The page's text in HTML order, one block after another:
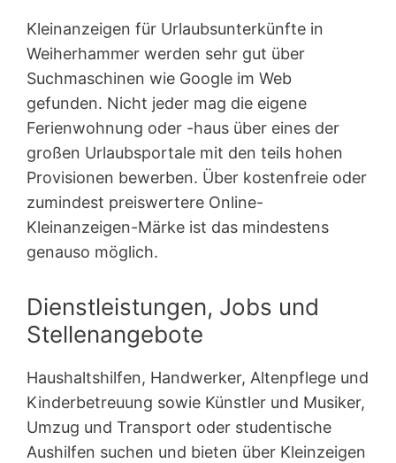
Kleinanzeigen für Urlaubsunterkünfte in
Weiherhammer werden sehr gut über
Suchmaschinen wie Google im Web
gefunden. Nicht jeder mag die eigene
Ferienwohnung oder -haus über eines der
großen Urlaubsportale mit den teils hohen
Provisionen bewerben. Über kostenfreie oder
zumindest preiswertere Online-
Kleinanzeigen-Märke ist das mindestens
genauso möglich.
Dienstleistungen, Jobs und
Stellenangebote
Haushaltshilfen, Handwerker, Altenpflege und
Kinderbetreuung sowie Künstler und Musiker,
Umzug und Transport oder studentische
Aushilfen suchen und bieten über Kleinzeigen